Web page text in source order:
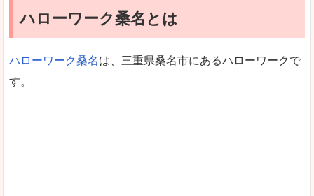
ハローワーク桑名とは
ハローワーク桑名は、三重県桑名市にあるハローワークで
す。